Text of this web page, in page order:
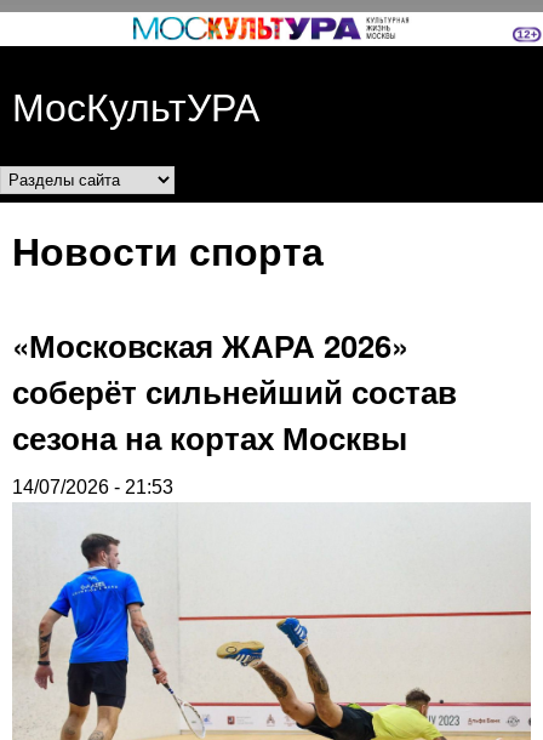
Перейти к основному
МосКультУРА
Разделы сайта
Новости спорта
«Московская ЖАРА 2026»
соберёт сильнейший состав
сезона на кортах Москвы
14/07/2026 - 21:53